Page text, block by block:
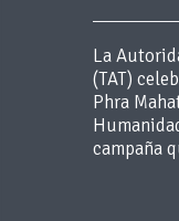
La
(TAT)
Phra
campaña